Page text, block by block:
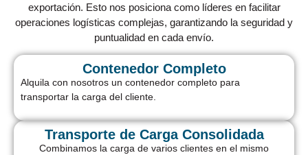
exportación. Esto nos posiciona como líderes en facilitar
operaciones logísticas complejas, garantizando la seguridad y
puntualidad en cada envío.
Contenedor Completo
Alquila con nosotros un contenedor completo para
transportar la carga del cliente.
Transporte de Carga Consolidada
Combinamos la carga de varios clientes en el mismo